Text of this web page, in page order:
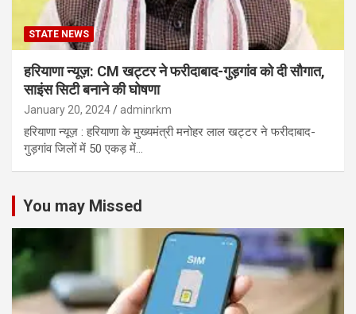
STATE NEWS
हरियाणा न्यूज़: CM खट्टर ने फरीदाबाद-गुड़गांव को दी सौगात,
साइंस सिटी बनाने की घोषणा
January 20, 2024 adminrkm
हरियाणा न्यूज़ : हरियाणा के मुख्यमंत्री मनोहर लाल खट्टर ने फरीदाबाद-
गुड़गांव जिलों में 50 एकड़ में…
You may Missed